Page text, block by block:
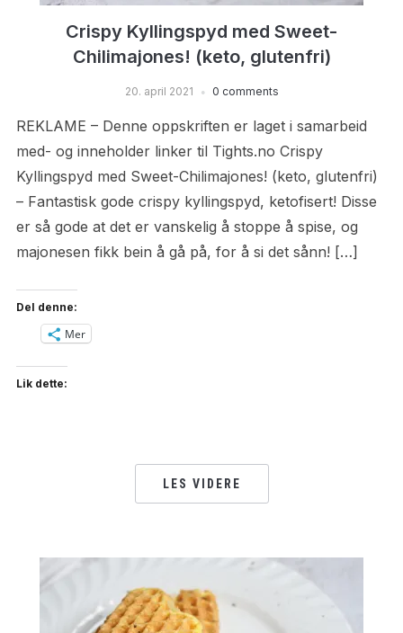
Crispy Kyllingspyd med Sweet-
Chilimajones! (keto, glutenfri)
20. april 2021 0 comments
REKLAME – Denne oppskriften er laget i samarbeid
med- og inneholder linker til Tights.no Crispy
Kyllingspyd med Sweet-Chilimajones! (keto, glutenfri)
– Fantastisk gode crispy kyllingspyd, ketofisert! Disse
er så gode at det er vanskelig å stoppe å spise, og
majonesen fikk bein å gå på, for å si det sånn! […]
Del denne:
Mer
Lik dette:
LES VIDERE